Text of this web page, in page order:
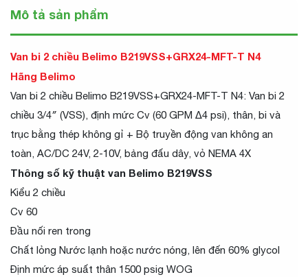
Mô tả sản phẩm
Van bi 2 chiều Belimo B219VSS+GRX24-MFT-T N4
Hãng Belimo
Van bi 2 chiều Belimo B219VSS+GRX24-MFT-T N4: Van bi 2
chiều 3/4″ (VSS), định mức Cv (60 GPM Δ4 psi), thân, bi và
trục bằng thép không gỉ + Bộ truyền động van không an
toàn, AC/DC 24V, 2-10V, bảng đấu dây, vỏ NEMA 4X
Thông số kỹ thuật van Belimo B219VSS
Kiểu 2 chiều
Cv 60
Đầu nối ren trong
Chất lỏng Nước lạnh hoặc nước nóng, lên đến 60% glycol
Định mức áp suất thân 1500 psig WOG